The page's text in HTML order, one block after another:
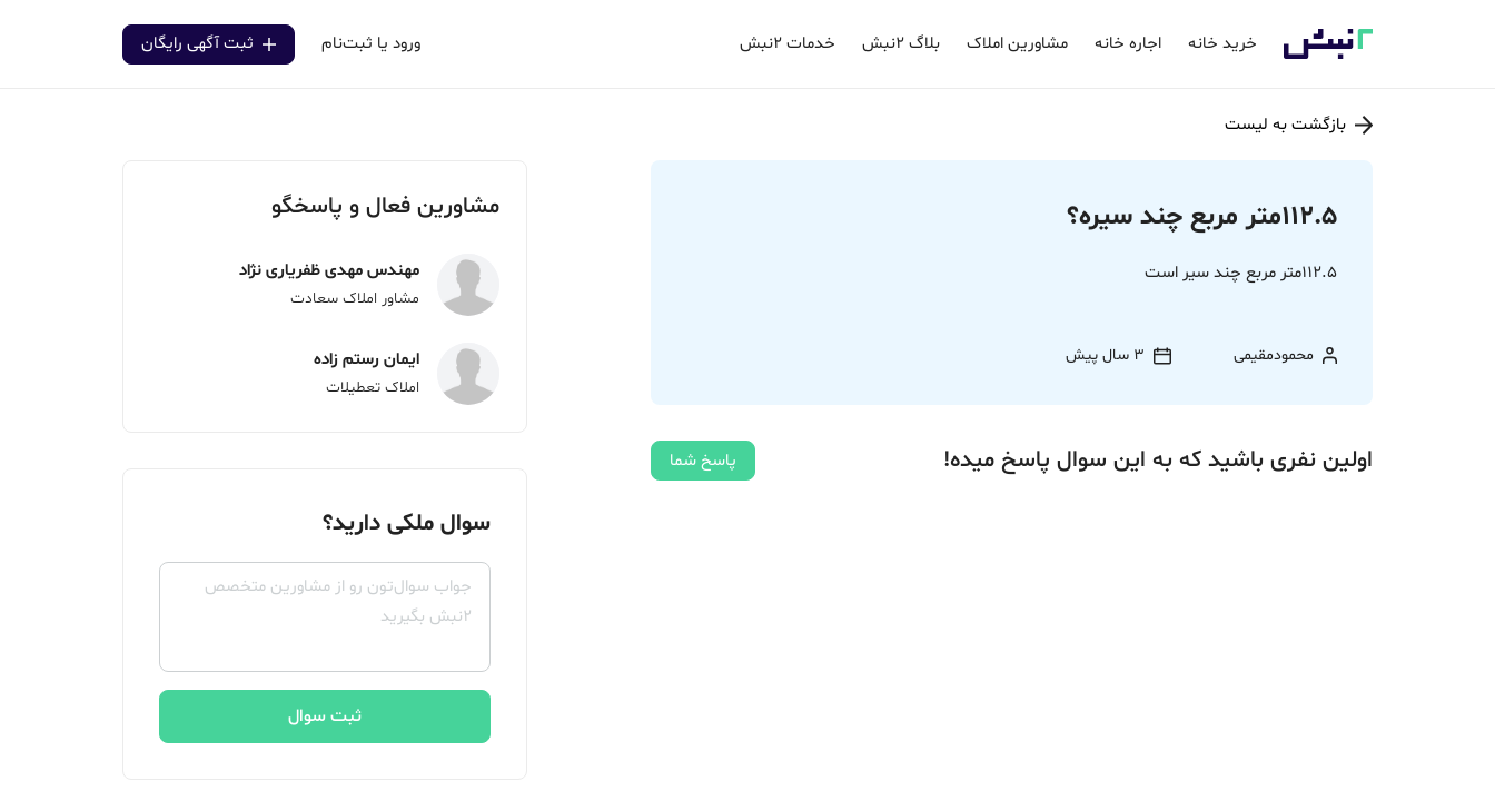
خرید خانه اجاره خانه مشاورین املاک بلاگ ۲نبش خدمات ۲نبش ورود یا ثبت‌نام ثبت آگهی رایگان
بازگشت به لیست
112.5متر مربع‌ چند سیره؟
112.5متر مربع‌ چند سیر است
محمودمقیمی 3 سال پیش
اولین نفری باشید که به این سوال پاسخ میده! پاسخ شما
مشاورین فعال و پاسخگو
مهندس مهدی ظفریاری نژاد
مشاور املاک سعادت
ایمان رستم زاده
املاک تعطیلات
سوال ملکی دارید؟
ثبت سوال